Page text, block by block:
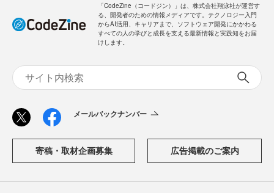
「CodeZine（コードジン）」は、株式会社翔泳社が運営す
る、開発者のための情報メディアです。テクノロジー入門
からAI活用、キャリアまで、ソフトウェア開発にかかわる
すべての人の学びと成長を支える最新情報と実践知をお届
けします。
メールバックナンバー
寄稿・取材企画募集 広告掲載のご案内